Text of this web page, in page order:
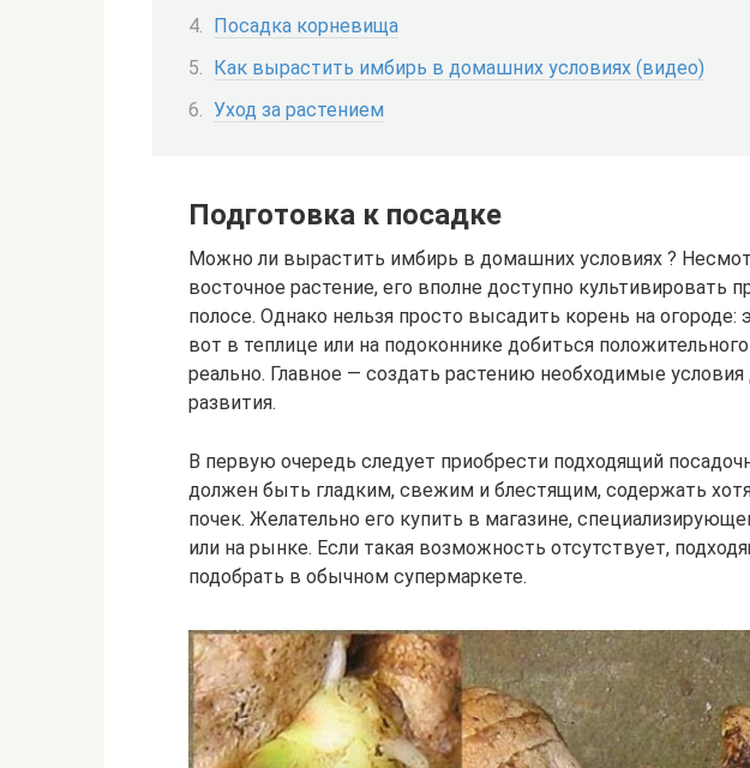
Посадка корневища
Как вырастить имбирь в домашних условиях (видео)
Уход за растением
Подготовка к посадке
Можно ли вырастить имбирь в домашних условиях ?
восточное растение, его вполне доступно культивировать
полосе. Однако нельзя просто высадить корень на огороде:
вот в теплице или на подоконнике добиться
реально. Главное — создать растению необходимые
развития.
В первую очередь следует приобрести подходящий
должен быть гладким, свежим и блестящим, содержать
почек. Желательно его купить в магазине,
или на рынке. Если такая возможность отсутствует,
подобрать в обычном супермаркете.